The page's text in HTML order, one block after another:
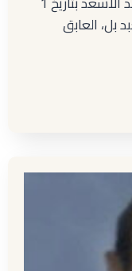
من معبد بل، العابق